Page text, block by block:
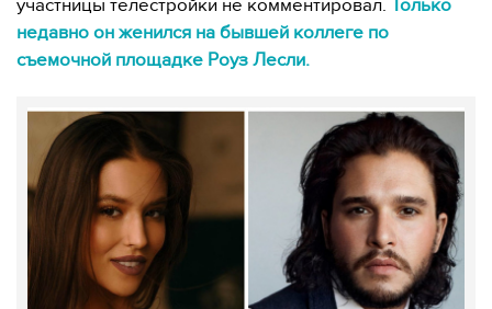
участницы телестройки не комментировал. Только
недавно он женился на бывшей коллеге по
съемочной площадке Роуз Лесли.